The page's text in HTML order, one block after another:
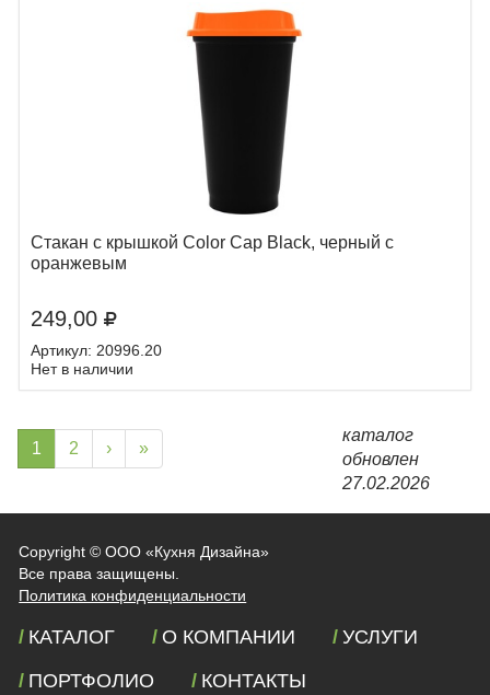
Стакан с крышкой Color Cap Black, черный с
оранжевым
249,00
Артикул: 20996.20
Нет в наличии
1 2 › »
каталог
обновлен
27.02.2026
Copyright ©ООО «Кухня Дизайна»
Все права защищены.
Политика конфиденциальности
КАТАЛОГ О КОМПАНИИ
УСЛУГИ
ПОРТФОЛИО
КОНТАКТЫ